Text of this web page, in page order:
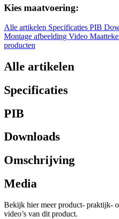
Kies maatvoering:
Alle artikelen Specificaties PIB
Montage afbeelding Video
producten
Alle artikelen
Specificaties
PIB
Downloads
Omschrijving
Media
Bekijk hier meer product- praktijk-
video’s van dit product.